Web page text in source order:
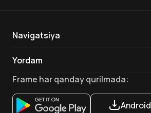
Navigatsiya
Yordam
Aloqa
Ilovalar
Frame har qanday qurilmada:
Android